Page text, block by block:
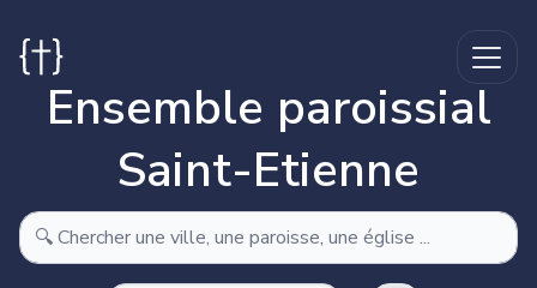
Ensemble paroissial
Saint-Etienne